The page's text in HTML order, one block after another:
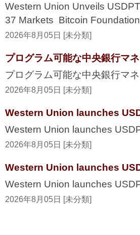
Western Union Unveils
37 Markets Bitcoin Foundation
2026年8月05日 [未分類]
プログラム可能な中央銀行マ
プログラム可能な中央銀行マ
2026年8月05日 [未分類]
Western Union launches
Western Union launches
2026年8月05日 [未分類]
Western Union launches
Western Union launches
2026年8月05日 [未分類]